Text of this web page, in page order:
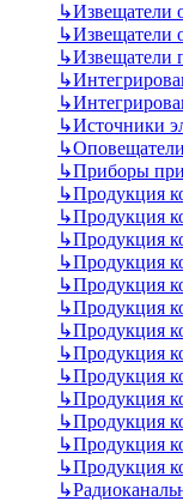
↳Извещатели
↳Извещатели
↳Извещатели
↳
↳
↳Источники
↳Оповещатели
↳Приборы
↳Продукция
↳Продукция
↳Продукция
↳Продукция
↳Продукция
↳Продукция
↳Продукция
↳Продукция
↳Продукция
↳Продукция
↳Продукция
↳Продукция
↳Продукция
↳